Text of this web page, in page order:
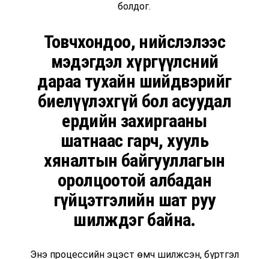
болдог.
Товчхондоо, нийслэлээс
мэдэгдэл хүргүүлсний
дараа тухайн шийдвэрийг
биелүүлэхгүй бол асуудал
ердийн захиргааны
шатнаас гарч, хууль
хяналтын байгууллагын
оролцоотой албадан
гүйцэтгэлийн шат руу
шилждэг байна.
Энэ процессийн эцэст өмч шилжсэн, бүртгэл